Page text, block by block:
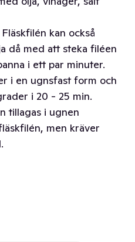
kan också
då med att steka filéen
i ett par minuter.
i en ugnsfast form och
i 20 - 25 min.
tillagas i ugnen
men kräver